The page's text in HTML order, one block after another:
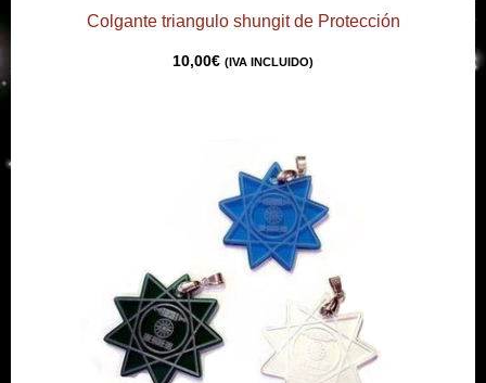
Colgante triangulo shungit de Protección
10,00€ (IVA INCLUIDO)